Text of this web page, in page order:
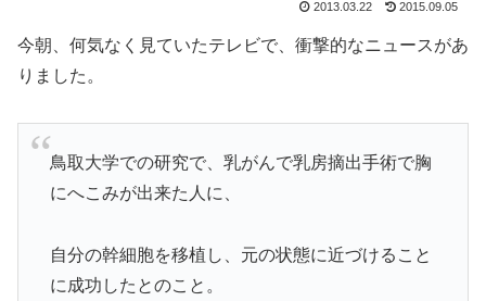
2013.03.22 2015.09.05
今朝、何気なく見ていたテレビで、衝撃的なニュースがあ
りました。
鳥取大学での研究で、乳がんで乳房摘出手術で胸
にへこみが出来た人に、
自分の幹細胞を移植し、元の状態に近づけること
に成功したとのこと。